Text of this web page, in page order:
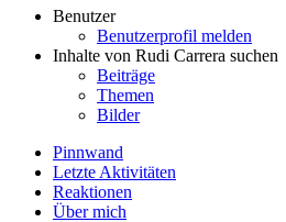
Benutzer
Benutzerprofil melden
Inhalte von Rudi Carrera suchen
Beiträge
Themen
Bilder
Pinnwand
Letzte Aktivitäten
Reaktionen
Über mich